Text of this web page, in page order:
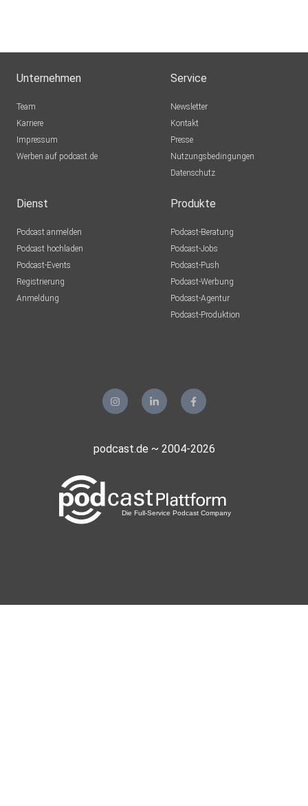
Unternehmen
Team
Karriere
Impressum
Werben auf podcast.de
Service
Newsletter
Kontakt
Presse
Nutzungsbedingungen
Datenschutz
Dienst
Podcast anmelden
Podcast hochladen
Podcast-Events
Registrierung
Anmeldung
Produkte
Podcast-Beratung
Podcast-Jobs
Podcast-Push
Podcast-Werbung
Podcast-Agentur
Podcast-Produktion
podcast.de ~ 2004-2026